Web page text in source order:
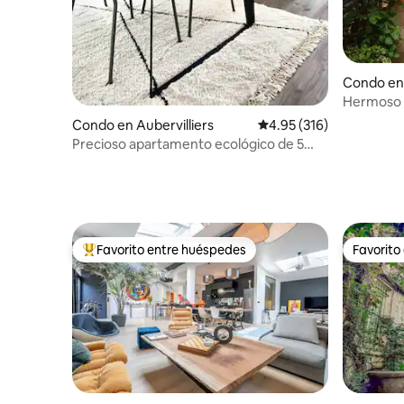
Condo en Aubervilliers Calificación promedio:
4.95 (316)
Precioso apartamento ecológico de 5
Condo
Favorito entre huéspedes preferido
Favorito entre huéspedes